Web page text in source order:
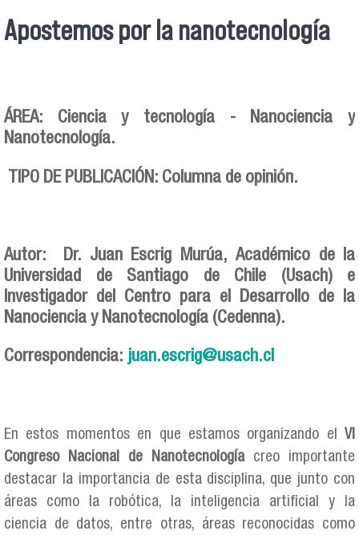
Apostemos por la nanotecnología
ÁREA: Ciencia y tecnología - Nanociencia y
Nanotecnología.
TIPO DE PUBLICACIÓN: Columna de opinión.
Autor: Dr. Juan Escrig Murúa, Académico de la
Universidad de Santiago de Chile (Usach) e
Investigador del Centro para el Desarrollo de la
Nanociencia y Nanotecnología (Cedenna).
Correspondencia: juan.escrig@usach.cl
En estos momentos en que estamos organizando el VI
Congreso Nacional de Nanotecnologíacreo importante
destacar la importancia de esta disciplina, que junto con
áreas como la robótica, la inteligencia artificial y la
ciencia de datos, entre otras, áreas reconocidas como